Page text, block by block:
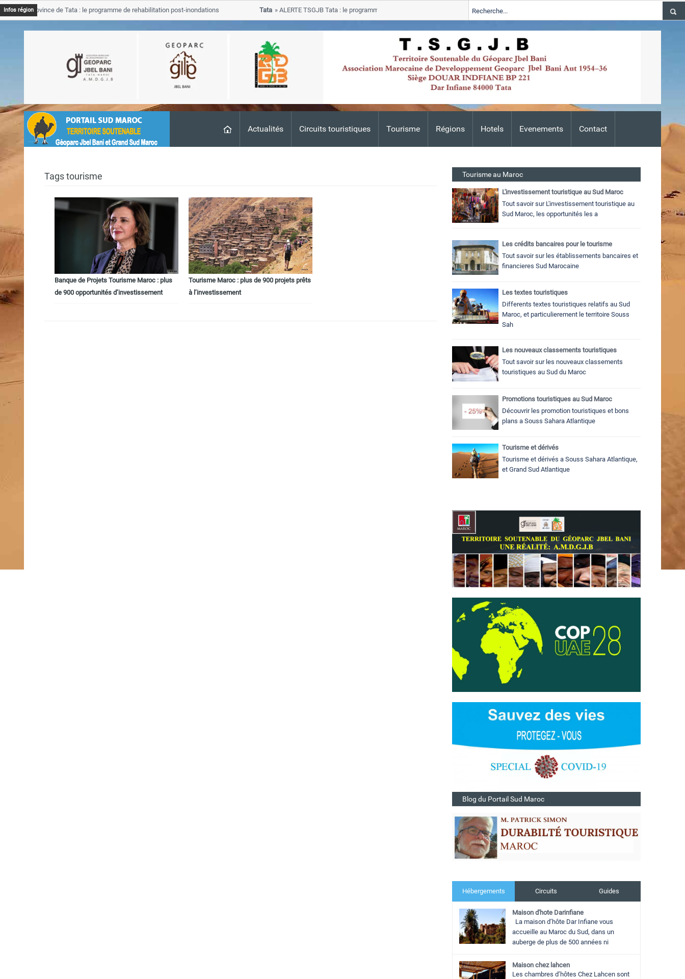
Actualités Circuits touristiques Tourisme Régions Hotels Evenements Contact
Infos régionProvince de Tata : le programme de rehabilitation post-inondations
ALERTE TSGJB Tata : le programme de rehabilitation post-inondations 2024-2026
progresse dans les zones sinistrees
ALERTE TSGJB Tata : l’ANDZOA lance
Adis
Tags tourisme
Banque de Projets Tourisme Maroc : plus
de 900 opportunités d’investissement
Tourisme Maroc : plus de 900 projets prêts
à l’investissement
Tourisme au Maroc
L'investissement touristique au Sud Maroc
Tout savoir sur L'investissement touristique au
Sud Maroc, les opportunités les a
Les crédits bancaires pour le tourisme
Tout savoir sur les établissements bancaires et
financieres Sud Marocaine
Les textes touristiques
Differents textes touristiques relatifs au Sud
Maroc, et particulierement le territoire Souss
Sah
Les nouveaux classements touristiques
Tout savoir sur les nouveaux classements
touristiques au Sud du Maroc
Promotions touristiques au Sud Maroc
Découvrir les promotion touristiques et bons
plans a Souss Sahara Atlantique
Tourisme et dérivés
Tourisme et dérivés a Souss Sahara Atlantique,
et Grand Sud Atlantique
Blog du Portail Sud Maroc
Hébergements Circuits Guides
Maison d'hote Darinfiane
La maison d’hôte Dar Infiane vous
accueille au Maroc du Sud, dans un
auberge de plus de 500 années ni
Maison chez lahcen
Les chambres d’hôtes Chez Lahcen sont